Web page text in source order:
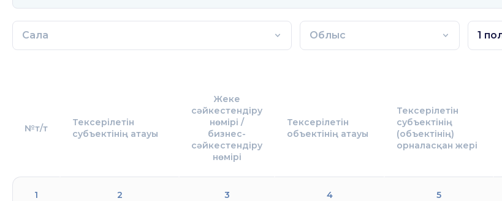
Сала Облыс
№т/т
Тексерілетін
субъектінің атауы
Жеке
сәйкестендiру
нөмiрі /
бизнес-
сәйкестендiру
нөмiрi
Тексерілетін
объектінің атауы
Тексерілетін
субъектінің
(объектінің)
орналасқан жері
1 2 3 4 5